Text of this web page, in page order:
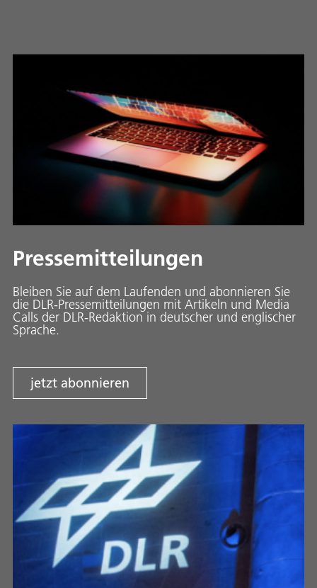
Pressemitteilungen
Bleiben Sie auf dem Laufenden und abonnieren Sie
die DLR-Pressemitteilungen mit Artikeln und Media
Calls der DLR-Redaktion in deutscher und englischer
Sprache.
jetzt abonnieren